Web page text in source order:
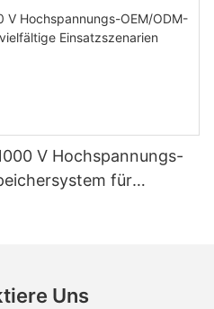
V Hochspannungs-
für
Uns